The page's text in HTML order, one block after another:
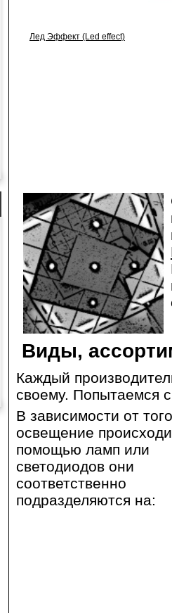
Лед Эффект (Led effect)
Виды,
Каждый
своему. Попытаемся
В зависимости от
освещение
помощью ламп или
светодиодов они
соответственно
подразделяются на: